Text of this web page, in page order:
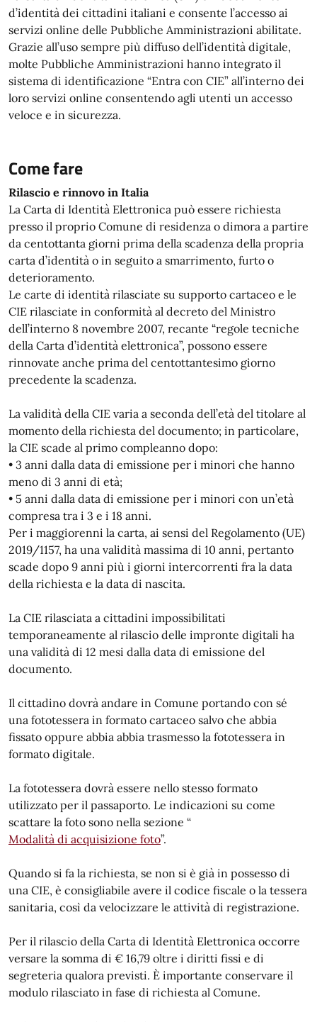
d’identità dei cittadini italiani e consente l’accesso ai
servizi online delle Pubbliche Amministrazioni abilitate.
Grazie all’uso sempre più diffuso dell’identità digitale,
molte Pubbliche Amministrazioni hanno integrato il
sistema di identificazione “Entra con CIE” all’interno dei
loro servizi online consentendo agli utenti un accesso
veloce e in sicurezza.
Come fare
Rilascio e rinnovo in Italia
La Carta di Identità Elettronica può essere richiesta
presso il proprio Comune di residenza o dimora a partire
da centottanta giorni prima della scadenza della propria
carta d’identità o in seguito a smarrimento, furto o
deterioramento.
Le carte di identità rilasciate su supporto cartaceo e le
CIE rilasciate in conformità al decreto del Ministro
dell’interno 8 novembre 2007, recante “regole tecniche
della Carta d’identità elettronica”, possono essere
rinnovate anche prima del centottantesimo giorno
precedente la scadenza.
La validità della CIE varia a seconda dell’età del titolare al
momento della richiesta del documento; in particolare,
la CIE scade al primo compleanno dopo:
• 3 anni dalla data di emissione per i minori che hanno
meno di 3 anni di età;
• 5 anni dalla data di emissione per i minori con un’età
compresa tra i 3 e i 18 anni.
Per i maggiorenni la carta, ai sensi del Regolamento (UE)
2019/1157, ha una validità massima di 10 anni, pertanto
scade dopo 9 anni più i giorni intercorrenti fra la data
della richiesta e la data di nascita.
La CIE rilasciata a cittadini impossibilitati
temporaneamente al rilascio delle impronte digitali ha
una validità di 12 mesi dalla data di emissione del
documento.
Il cittadino dovrà andare in Comune portando con sé
una fototessera in formato cartaceo salvo che abbia
fissato oppure abbia abbia trasmesso la fototessera in
formato digitale.
La fototessera dovrà essere nello stesso formato
utilizzato per il passaporto. Le indicazioni su come
scattare la foto sono nella sezione “
Modalità di acquisizione foto”.
Quando si fa la richiesta, se non si è già in possesso di
una CIE, è consigliabile avere il codice fiscale o la tessera
sanitaria, così da velocizzare le attività di registrazione.
Per il rilascio della Carta di Identità Elettronica occorre
versare la somma di € 16,79 oltre i diritti fissi e di
segreteria qualora previsti. È importante conservare il
modulo rilasciato in fase di richiesta al Comune.